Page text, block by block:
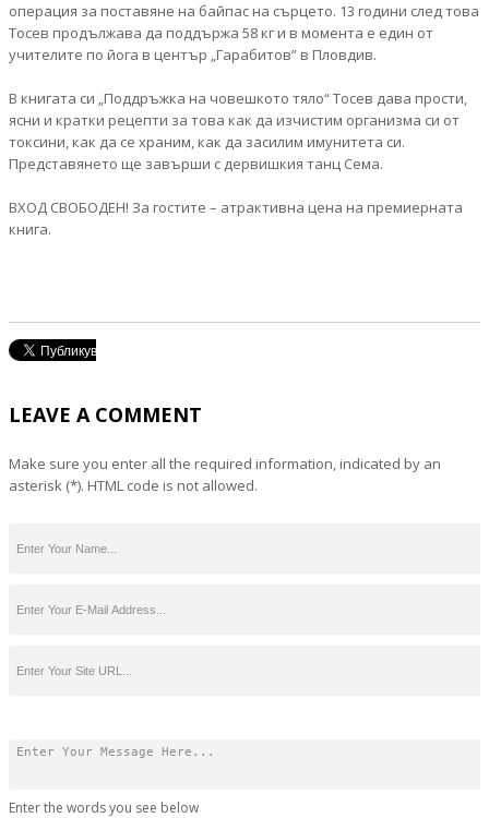
операция за поставяне на байпас на сърцето. 13 години след това
Тосев продължава да поддържа 58 кг и в момента е един от
учителите по йога в център „Гарабитов” в Пловдив.
В книгата си „Поддръжка на човешкото тяло“ Тосев дава прости,
ясни и кратки рецепти за това как да изчистим организма си от
токсини, как да се храним, как да засилим имунитета си.
Представянето ще завърши с дервишкия танц Сема.
ВХОД СВОБОДЕН! За гостите – атрактивна цена на премиерната
книга.
LEAVE A COMMENT
Make sure you enter all the required information, indicated by an
asterisk (*). HTML code is not allowed.
Enter the words you see below